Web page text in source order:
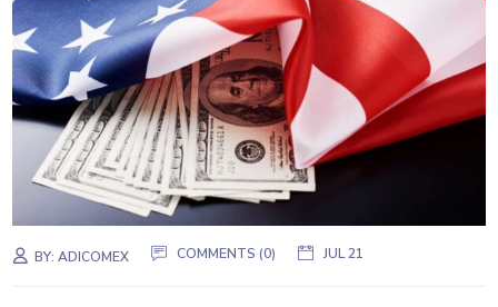
BY:ADICOMEX COMMENTS (0) JUL 21